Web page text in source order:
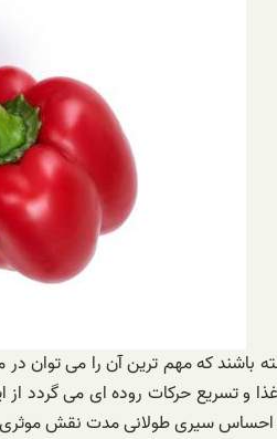
که مهم ترین آن را می توان در
و تسریع حرکات روده ای می
احساس سیری طولانی مدت نقش